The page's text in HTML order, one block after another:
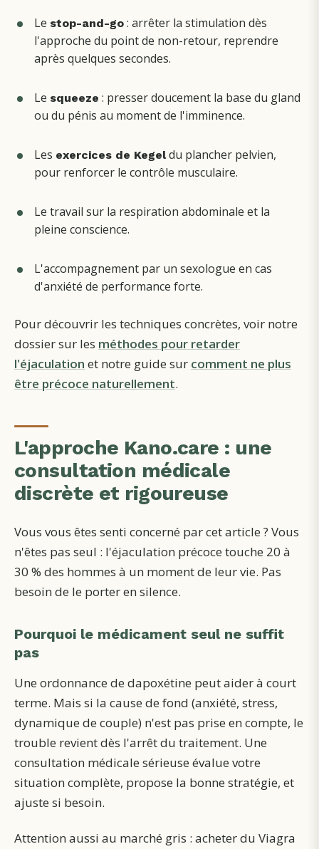
Le stop-and-go : arrêter la stimulation dès
l'approche du point de non-retour, reprendre
après quelques secondes.
Le squeeze : presser doucement la base du gland
ou du pénis au moment de l'imminence.
Les exercices de Kegeldu plancher pelvien,
pour renforcer le contrôle musculaire.
Le travail sur la respiration abdominale et la
pleine conscience.
L'accompagnement par un sexologue en cas
d'anxiété de performance forte.
Pour découvrir les techniques concrètes, voir notre
dossier sur les méthodes pour retarder
l'éjaculation et notre guide sur comment ne plus
être précoce naturellement.
L'approche Kano.care : une
consultation médicale
discrète et rigoureuse
Vous vous êtes senti concerné par cet article ? Vous
n'êtes pas seul : l'éjaculation précoce touche 20 à
30 % des hommes à un moment de leur vie. Pas
besoin de le porter en silence.
Pourquoi le médicament seul ne suffit
pas
Une ordonnance de dapoxétine peut aider à court
terme. Mais si la cause de fond (anxiété, stress,
dynamique de couple) n'est pas prise en compte, le
trouble revient dès l'arrêt du traitement. Une
consultation médicale sérieuse évalue votre
situation complète, propose la bonne stratégie, et
ajuste si besoin.
Attention aussi au marché gris : acheter du Viagra